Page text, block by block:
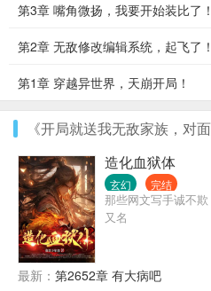
第3章 嘴角微扬，我要开始装比了！
第2章 无敌修改编辑系统，起飞了！
第1章 穿越异世界，天崩开局！
《开局就送我无敌家族，对
造化血狱体
玄幻 完结
那些网文写手诚不
又名
最新： 第2652章 有大病吧